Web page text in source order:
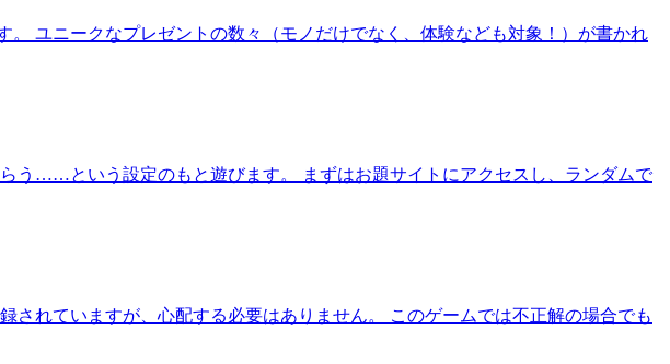
ユニークなプレゼントの数々（モノだけでなく、体験なども対象！）が書かれ
う……という設定のもと遊びます。 まずはお題サイトにアクセスし、ランダムで
れていますが、心配する必要はありません。 このゲームでは不正解の場合でも